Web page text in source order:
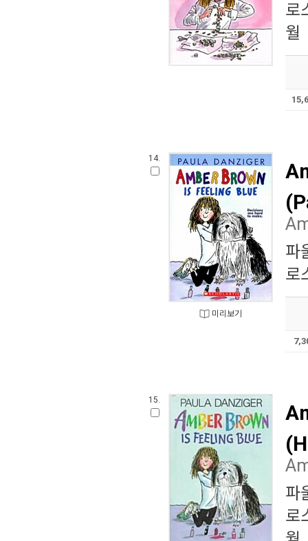
로
월
14.
미리보기
파
로
15.
파
로